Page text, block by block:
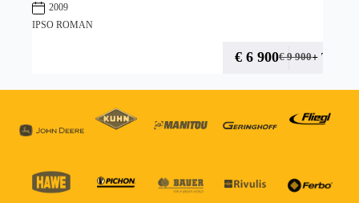
2009
IPSO ROMAN
€9 900
€ 6 900 + TVA